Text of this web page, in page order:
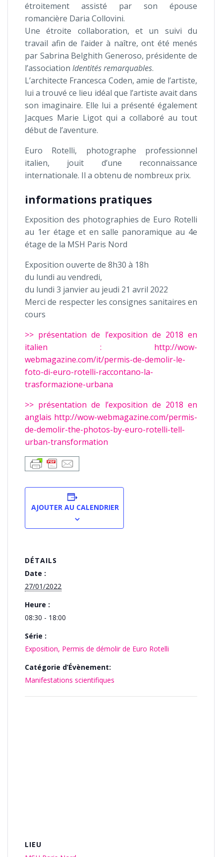
étroitement assisté par son épouse
romancière Daria Collovini.
Une étroite collaboration, et un suivi du
travail afin de l’aider à naître, ont été menés
par Sabrina Belghith Generoso, présidente de
l’association Identités remarquables.
L’architecte Francesca Coden, amie de l’artiste,
lui a trouvé ce lieu idéal que l’artiste avait dans
son imaginaire. Elle lui a présenté également
Jacques Marie Ligot qui a collaboré au tout
début de l’aventure.
Euro Rotelli, photographe professionnel
italien, jouit d’une reconnaissance
internationale. Il a obtenu de nombreux prix.
informations pratiques
Exposition des photographies de Euro Rotelli
au 1er étage et en salle panoramique au 4e
étage de la MSH Paris Nord
Exposition ouverte de 8h30 à 18h
du lundi au vendredi,
du lundi 3 janvier au jeudi 21 avril 2022
Merci de respecter les consignes sanitaires en
cours
>> présentation de l’exposition de 2018 en
italien : http://wow-
webmagazine.com/it/permis-de-demolir-le-
foto-di-euro-rotelli-raccontano-la-
trasformazione-urbana
>> présentation de l’exposition de 2018 en
anglais http://wow-webmagazine.com/permis-
de-demolir-the-photos-by-euro-rotelli-tell-
urban-transformation
AJOUTER AU CALENDRIER
DÉTAILS
Date :
27/01/2022
Heure :
08:30 - 18:00
Série :
Exposition, Permis de démolir de Euro Rotelli
Catégorie d’Évènement:
Manifestations scientifiques
LIEU